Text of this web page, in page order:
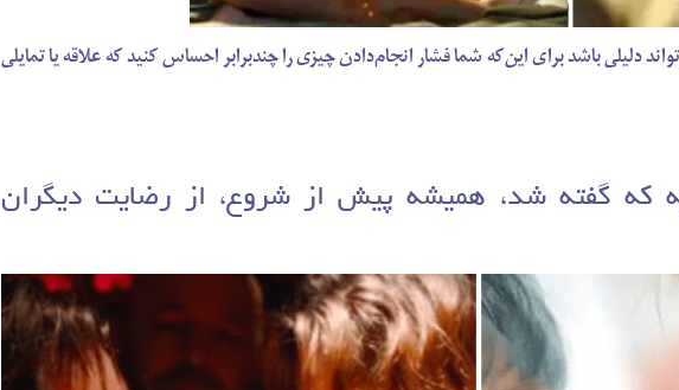
دلیلی باشد برای این‌که شما فشار انجام‌دادن چیزی را چندبرابر احساس کنید که علاقه یا تمایلی
که گفته شد، همیشه پیش از شروع، از رضایت دیگران